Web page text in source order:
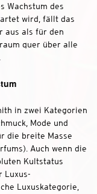
Wachstum des
wird, fällt das
aus als für den
quer über alle
in zwei Kategorien
Mode und
die breite Masse
Auch wenn die
Kultstatus
Luxus-
Luxuskategorie,